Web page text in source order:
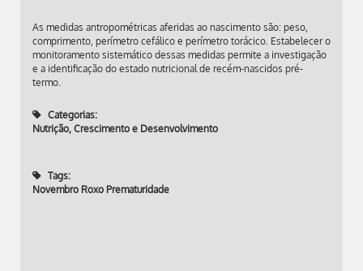
As medidas antropométricas aferidas ao nascimento são: peso,
comprimento, perímetro cefálico e perímetro torácico. Estabelecer o
monitoramento sistemático dessas medidas permite a investigação
e a identificação do estado nutricional de recém-nascidos pré-
termo.
Categorias:
Nutrição, Crescimento e Desenvolvimento
Tags:
Novembro Roxo Prematuridade